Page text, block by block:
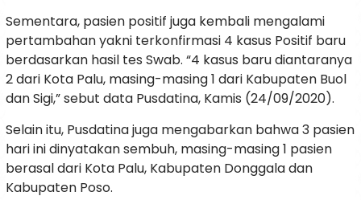
Sementara, pasien positif juga kembali mengalami
pertambahan yakni terkonfirmasi 4 kasus Positif baru
berdasarkan hasil tes Swab. “4 kasus baru diantaranya
2 dari Kota Palu, masing-masing 1 dari Kabupaten Buol
dan Sigi,” sebut data Pusdatina, Kamis (24/09/2020).
Selain itu, Pusdatina juga mengabarkan bahwa 3 pasien
hari ini dinyatakan sembuh, masing-masing 1 pasien
berasal dari Kota Palu, Kabupaten Donggala dan
Kabupaten Poso.